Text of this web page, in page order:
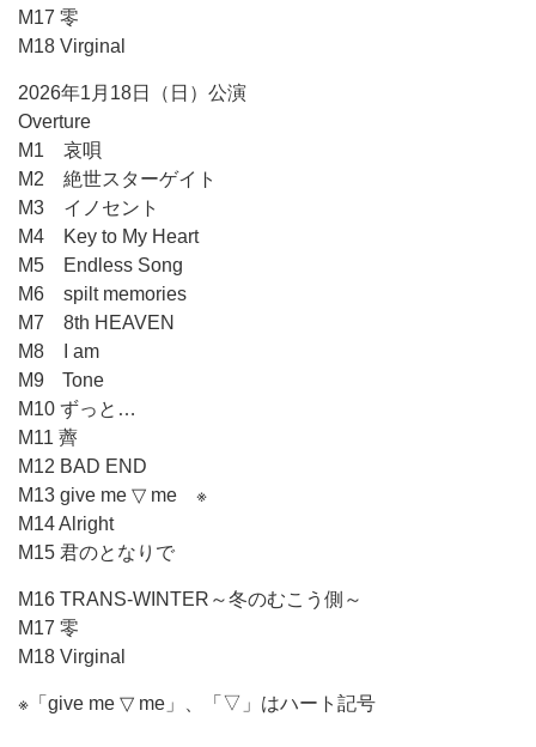
M17 零
M18 Virginal
2026年1月18日（日）公演
Overture
M1 哀唄
M2 絶世スターゲイト
M3 イノセント
M4 Key to My Heart
M5 Endless Song
M6 spilt memories
M7 8th HEAVEN
M8 I am
M9 Tone
M10 ずっと…
M11 薺
M12 BAD END
M13 give me ▽ me ※
M14 Alright
M15 君のとなりで
M16 TRANS-WINTER～冬のむこう側～
M17 零
M18 Virginal
※「give me ▽ me」、「▽」はハート記号